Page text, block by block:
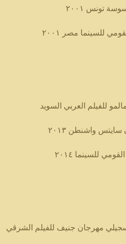
تونس ٢٠٠١
للسينما مصر ٢٠٠١
للفيلم العربي السويد
واشنطن ٢٠١٣
للسينما ٢٠١٤
مهرجان جنيف للفيلم الشرقي